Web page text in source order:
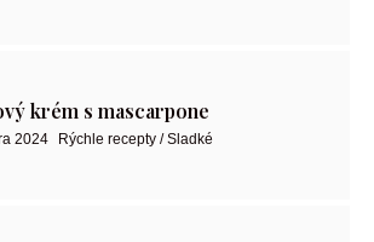
krém s mascarpone
2024 Rýchle recepty / Sladké